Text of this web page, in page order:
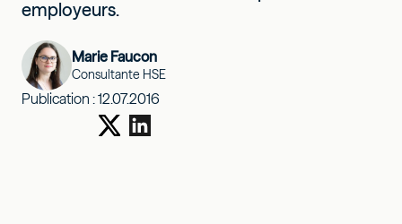
employeurs.
Marie Faucon
Consultante HSE
Publication :12.07.2016